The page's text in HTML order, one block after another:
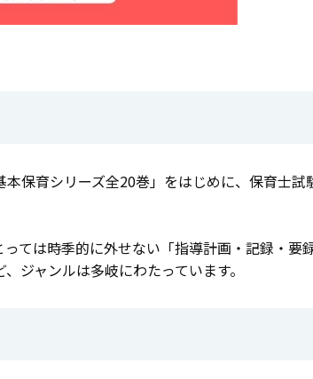
保育シリーズ全20巻」をはじめに、保育士
ては時季的に外せない「指導計画・記録・要
ジャンルは多岐にわたっています。